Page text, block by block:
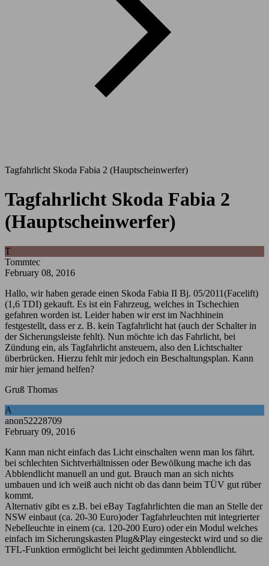
Tagfahrlicht Skoda Fabia 2 (Hauptscheinwerfer)
Tagfahrlicht Skoda Fabia 2
(Hauptscheinwerfer)
T
Tommtec
February 08, 2016
Hallo, wir haben gerade einen Skoda Fabia II Bj. 05/2011(Facelift)
(1,6 TDI) gekauft. Es ist ein Fahrzeug, welches in Tschechien
gefahren worden ist. Leider haben wir erst im Nachhinein
festgestellt, dass er z. B. kein Tagfahrlicht hat (auch der Schalter in
der Sicherungsleiste fehlt). Nun möchte ich das Fahrlicht, bei
Zündung ein, als Tagfahrlicht ansteuern, also den Lichtschalter
überbrücken. Hierzu fehlt mir jedoch ein Beschaltungsplan. Kann
mir hier jemand helfen?
Gruß Thomas
A
anon52228709
February 09, 2016
Kann man nicht einfach das Licht einschalten wenn man los fährt.
bei schlechten Sichtverhältnissen oder Bewölkung mache ich das
Abblendlicht manuell an und gut. Brauch man an sich nichts
umbauen und ich weiß auch nicht ob das dann beim TÜV gut rüber
kommt.
Alternativ gibt es z.B. bei eBay Tagfahrlichten die man an Stelle der
NSW einbaut (ca. 20-30 Euro)oder Tagfahrleuchten mit integrierter
Nebelleuchte in einem (ca. 120-200 Euro) oder ein Modul welches
einfach im Sicherungskasten Plug&Play eingesteckt wird und so die
TFL-Funktion ermöglicht bei leicht gedimmten Abblendlicht.